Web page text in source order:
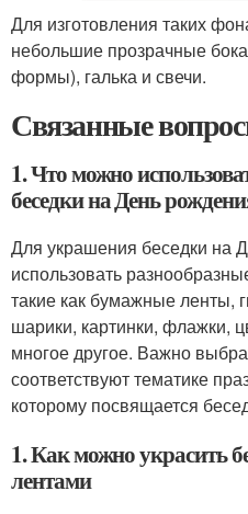
Для изготовления таких
небольшие прозрачные
формы), галька и свечи.
Связанные
1. Что можно
беседки на День
Для украшения беседки на
использовать
такие как бумажные ленты,
шарики, картинки, флажки,
многое другое. Важно
соответствуют тематике
которому посвящается
1. Как можно украсить
лентами